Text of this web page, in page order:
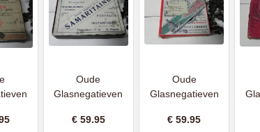
Oude
Glasnegatieven
€ 59.95
Oude
Glasnegatieven
€59.95